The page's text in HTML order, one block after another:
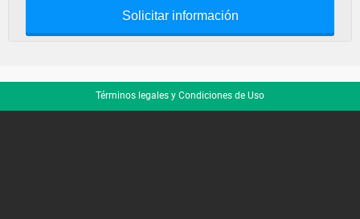
Solicitar información
Términos legales y Condiciones de Uso